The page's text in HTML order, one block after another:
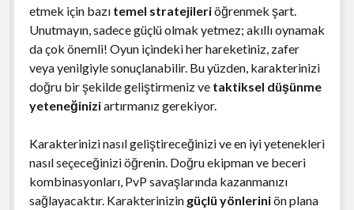
etmek için bazı temel stratejileriöğrenmek şart.
Unutmayın, sadece güçlü olmak yetmez; akıllı oynamak
da çok önemli! Oyun içindeki her hareketiniz, zafer
veya yenilgiyle sonuçlanabilir. Bu yüzden, karakterinizi
doğru bir şekilde geliştirmeniz ve taktiksel düşünme
yeteneğiniziartırmanız gerekiyor.
Karakterinizi nasıl geliştireceğinizi ve en iyi yetenekleri
nasıl seçeceğinizi öğrenin. Doğru ekipman ve beceri
kombinasyonları, PvP savaşlarında kazanmanızı
sağlayacaktır. Karakterinizin güçlü yönleriniön plana